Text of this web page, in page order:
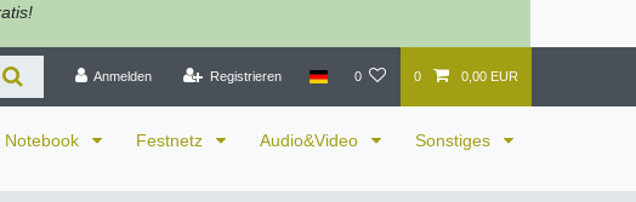
Anmelden Registrieren 0 0 0,00 EUR
Notebook Festnetz Audio&Video Sonstiges